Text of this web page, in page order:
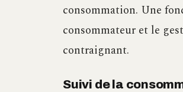
consommation. Une
consommateur et le
contraignant.
Suivi de la